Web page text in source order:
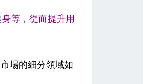
等，從而提升用
場的細分領域如